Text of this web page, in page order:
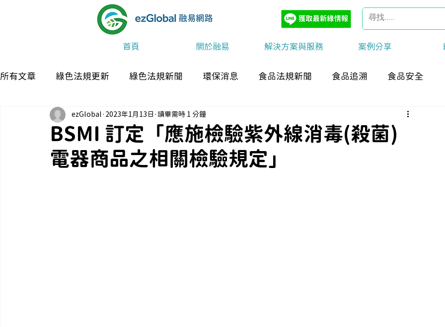
首頁 關於融易 解決方案與服務 案例分享
所有文章 綠色法規更新 綠色法規新聞 環保消息 食品法規新聞 食品追溯 食品安全
最新消息及活動
BSMI 訂定「應施檢驗紫外線消毒(殺菌)
電器商品之相關檢驗規定」
ezGlobal 2023年1月13日 讀畢需時 1 分鐘